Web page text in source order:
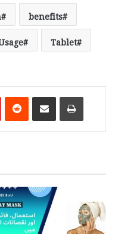
benefits
Tablet
PinterestReddit Share via Email Print